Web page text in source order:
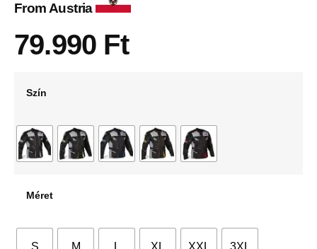
From Austria
79.990 Ft
Szín
Méret
S M L XL XXL 3XL